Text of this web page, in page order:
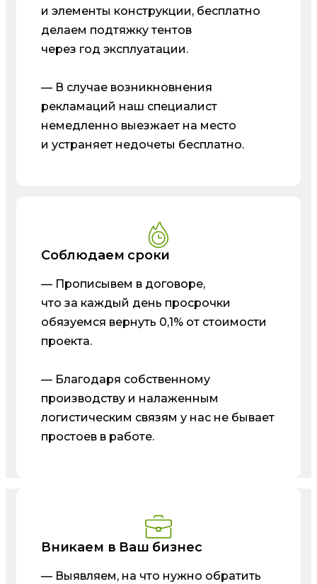
и элементы конструкции, бесплатно
делаем подтяжку тентов
через год эксплуатации.
— В случае возникновнения
рекламаций наш специалист
немедленно выезжает на место
и устраняет недочеты бесплатно.
Соблюдаем сроки
— Прописывем в договоре,
что за каждый день просрочки
обязуемся вернуть 0,1% от стоимости
проекта.
— Благодаря собственному
производству и налаженным
логистическим связям у нас не бывает
простоев в работе.
Вникаем в Ваш бизнес
— Выявляем, на что нужно обратить